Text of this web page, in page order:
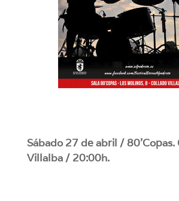
Sábado 27 de abril / 80’Copas.
Villalba / 20:00h.